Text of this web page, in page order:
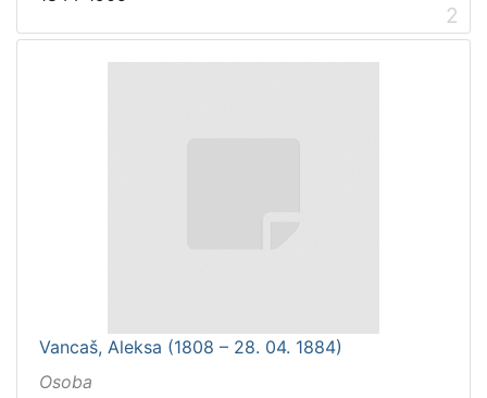
2
Vancaš, Aleksa (1808 – 28. 04. 1884)
Osoba